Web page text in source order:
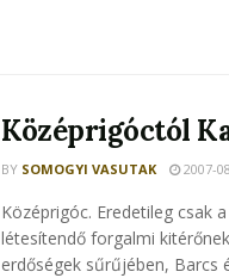
Középrigóctól
BY SOMOGYI VASUTAK 2007-
Középrigóc. Eredetileg csak
létesítendő forgalmi
erdőségek sűrűjében, Barcs